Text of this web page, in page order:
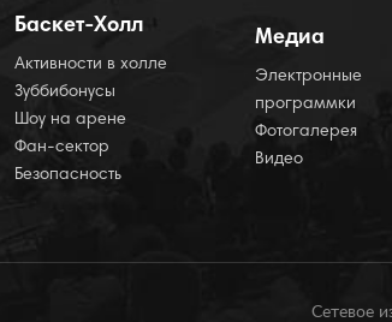
Баскет-Холл
Активности в холле
Зуббибонусы
Шоу на арене
Фан-сектор
Безопасность
Медиа
Электронные
программки
Фотогалерея
Видео
Сетевое